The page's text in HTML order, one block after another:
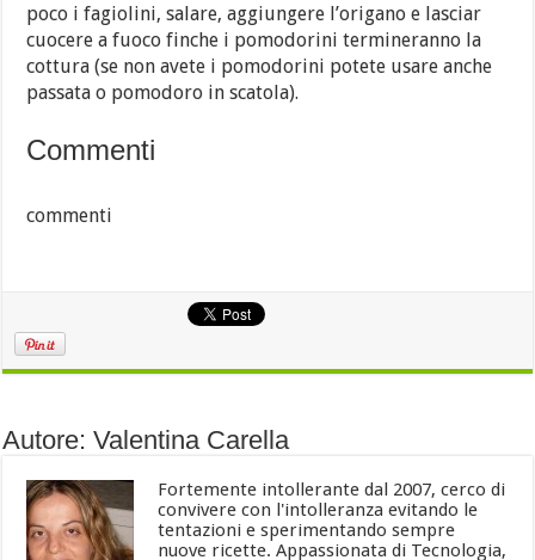
poco i fagiolini, salare, aggiungere l’origano e lasciar
cuocere a fuoco finche i pomodorini termineranno la
cottura (se non avete i pomodorini potete usare anche
passata o pomodoro in scatola).
Commenti
commenti
Autore: Valentina Carella
Fortemente intollerante dal 2007, cerco di
convivere con l'intolleranza evitando le
tentazioni e sperimentando sempre
nuove ricette. Appassionata di Tecnologia,